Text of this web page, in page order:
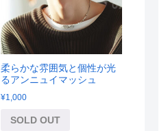
柔らかな雰囲気と個性が光
るアンニュイマッシュ
¥1,000
SOLD OUT